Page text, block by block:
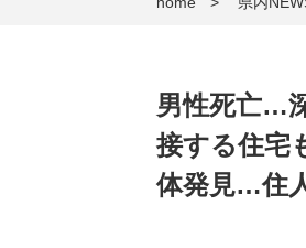
男性死亡…
接する住宅
体発見…住